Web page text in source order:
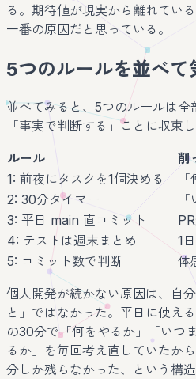
る。期待値が現実から離れてい
一番の原因だと思っている。
5つのルールを並べて
並べてみると、5つのルールは全
「事実で判断する」ことに収束し
ルール
削
1: 前夜にタスクを1個決める
2: 30分タイマー
3: 平日 main 直コミット
4: テストは週末まとめ
1
5: コミット数で判断
体
個人開発が続かない原因は、自
と」ではなかった。平日に使え
の30分で「何をやるか」「いつ
るか」を毎回考え直していたか
分しか残らなかった、という構造